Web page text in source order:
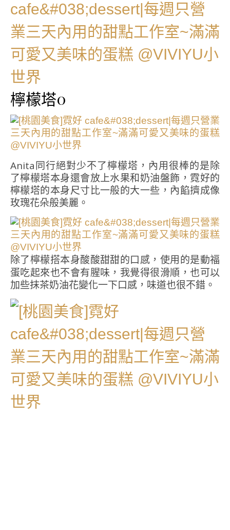
檸檬塔0
Anita同行絕對少不了檸檬塔，內用很棒的是除
了檸檬塔本身還會放上水果和奶油盤飾，霓好的
檸檬塔的本身尺寸比一般的大一些，內餡擠成像
玫瑰花朵般美麗。
除了檸檬搭本身酸酸甜甜的口感，使用的是動福
蛋吃起來也不會有腥味，我覺得很滑順，也可以
加些抹茶奶油花變化一下口感，味道也很不錯。